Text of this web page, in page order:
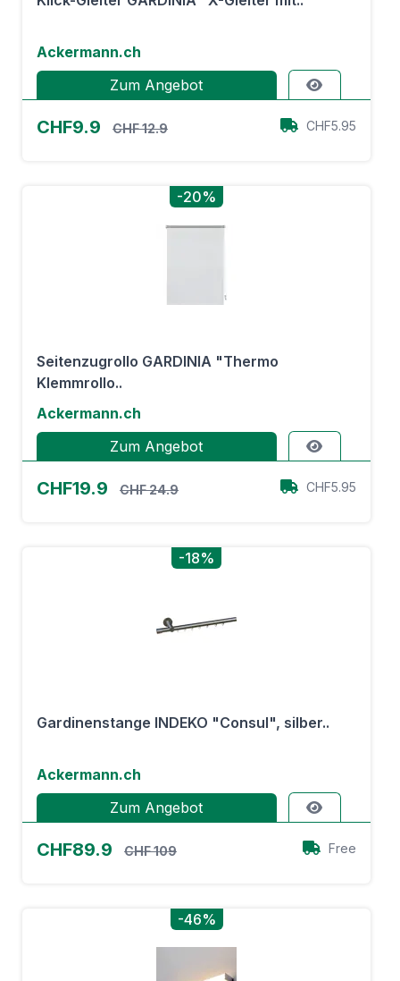
Ackermann.ch
Zum Angebot
CHF9.9 CHF 12.9 CHF5.95
-20%
Seitenzugrollo GARDINIA "Thermo
Klemmrollo..
Ackermann.ch
Zum Angebot
CHF19.9 CHF 24.9 CHF5.95
-18%
Gardinenstange INDEKO "Consul", silber..
Ackermann.ch
Zum Angebot
CHF89.9 CHF 109 Free
-46%